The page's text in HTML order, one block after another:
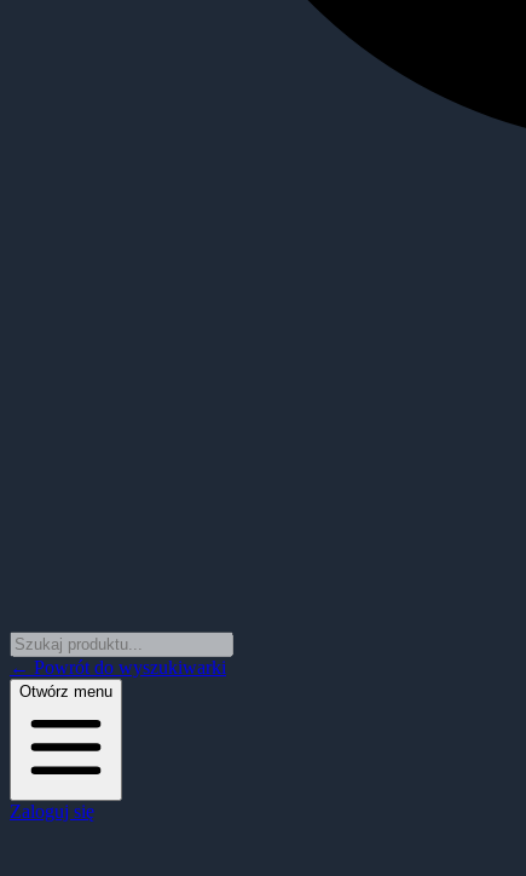
← Powrót do wyszukiwarki
Otwórz menu
Zaloguj się